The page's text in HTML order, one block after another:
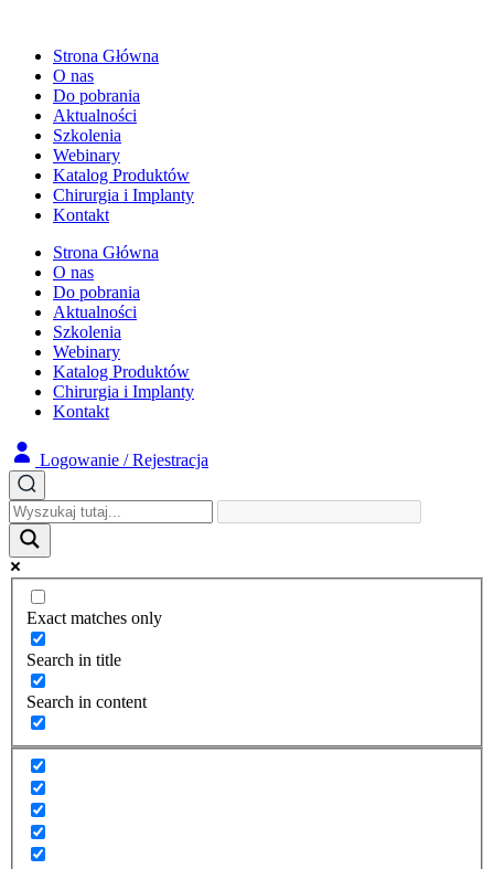
Strona Główna
O nas
Do pobrania
Aktualności
Szkolenia
Webinary
Katalog Produktów
Chirurgia i Implanty
Kontakt
Strona Główna
O nas
Do pobrania
Aktualności
Szkolenia
Webinary
Katalog Produktów
Chirurgia i Implanty
Kontakt
Logowanie / Rejestracja
Exact matches only
Search in title
Search in content